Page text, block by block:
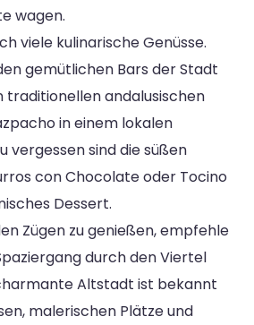
wagen.
viele kulinarische Genüsse.
gemütlichen Bars der Stadt
traditionellen andalusischen
in einem lokalen
vergessen sind die süßen
con Chocolate oder Tocino
Dessert.
Zügen zu genießen, empfehle
durch den Viertel
Altstadt ist bekannt
malerischen Plätze und